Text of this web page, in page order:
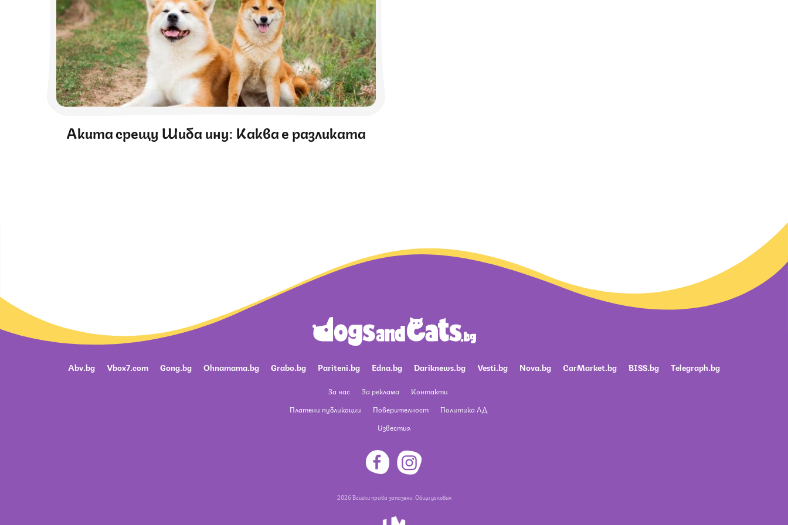
Акита срещу Шиба ину: Каква е разликата
Abv.bg Vbox7.com Gong.bg Ohnamama.bg Grabo.bg Pariteni.bg Edna.bg Dariknews.bg Vesti.bg Nova.bg CarMarket.bg BISS.bg Telegraph.bg
За нас За реклама
Контакти
Платени публикации
Поверителност
Политика ЛД
Известия
2026 Всички права запазени. Общи условия